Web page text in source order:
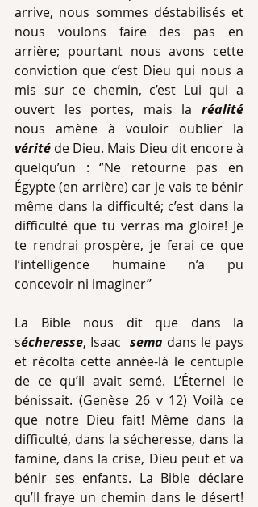
arrive, nous sommes déstabilisés et
nous voulons faire des pas en
arrière; pourtant nous avons cette
conviction que c’est Dieu qui nous a
mis sur ce chemin, c’est Lui qui a
ouvert les portes, mais la réalité
vérité de Dieu. Mais Dieu dit encore à
quelqu’un : ‘’Ne retourne pas en
Égypte (en arrière) car je vais te bénir
même dans la difficulté; c’est dans la
difficulté que tu verras ma gloire! Je
te rendrai prospère, je ferai ce que
l’intelligence humaine n’a pu
concevoir ni imaginer’’
La Bible nous dit que dans la
sécheresse, Isaac sema dans le pays
et récolta cette année-là le centuple
de ce qu’il avait semé. L’Éternel le
bénissait. (Genèse 26 v 12) Voilà ce
que notre Dieu fait! Même dans la
difficulté, dans la sécheresse, dans la
famine, dans la crise, Dieu peut et va
bénir ses enfants. La Bible déclare
qu’Il fraye un chemin dans le désert!